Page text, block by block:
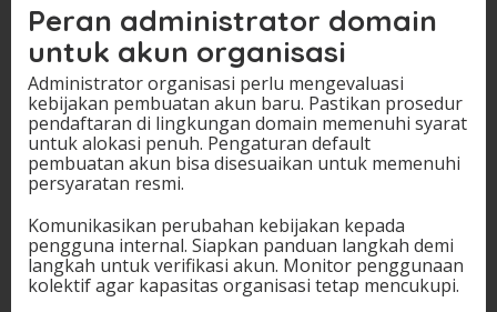
Peran administrator domain
untuk akun organisasi
Administrator organisasi perlu mengevaluasi
kebijakan pembuatan akun baru. Pastikan prosedur
pendaftaran di lingkungan domain memenuhi syarat
untuk alokasi penuh. Pengaturan default
pembuatan akun bisa disesuaikan untuk memenuhi
persyaratan resmi.
Komunikasikan perubahan kebijakan kepada
pengguna internal. Siapkan panduan langkah demi
langkah untuk verifikasi akun. Monitor penggunaan
kolektif agar kapasitas organisasi tetap mencukupi.